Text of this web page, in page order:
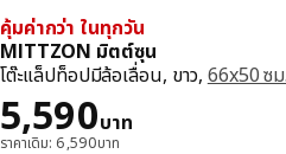
คุ้มค่ากว่า ในทุกวัน
MITTZON มิตต์ซุน
โต๊ะแล็ปท็อปมีล้อเลื่อน, ขาว, 66x50 ซม.
5,590บาท
ราคา 5590บาท
ราคาเดิม: 6,590บาท